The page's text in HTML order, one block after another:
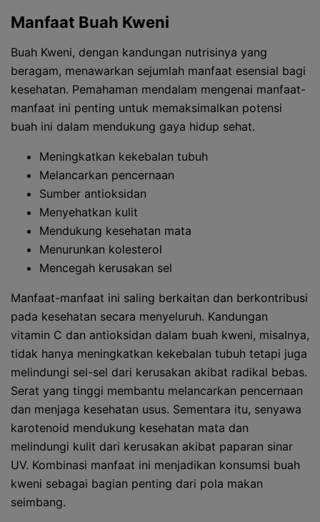
Manfaat Buah Kweni
Buah Kweni, dengan kandungan nutrisinya yang
beragam, menawarkan sejumlah manfaat esensial bagi
kesehatan. Pemahaman mendalam mengenai manfaat-
manfaat ini penting untuk memaksimalkan potensi
buah ini dalam mendukung gaya hidup sehat.
Meningkatkan kekebalan tubuh
Melancarkan pencernaan
Sumber antioksidan
Menyehatkan kulit
Mendukung kesehatan mata
Menurunkan kolesterol
Mencegah kerusakan sel
Manfaat-manfaat ini saling berkaitan dan berkontribusi
pada kesehatan secara menyeluruh. Kandungan
vitamin C dan antioksidan dalam buah kweni, misalnya,
tidak hanya meningkatkan kekebalan tubuh tetapi juga
melindungi sel-sel dari kerusakan akibat radikal bebas.
Serat yang tinggi membantu melancarkan pencernaan
dan menjaga kesehatan usus. Sementara itu, senyawa
karotenoid mendukung kesehatan mata dan
melindungi kulit dari kerusakan akibat paparan sinar
UV. Kombinasi manfaat ini menjadikan konsumsi buah
kweni sebagai bagian penting dari pola makan
seimbang.